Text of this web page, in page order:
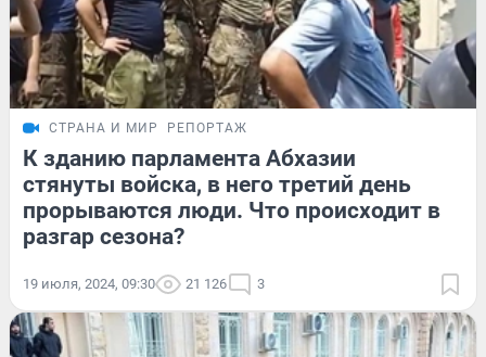
СТРАНА И МИР РЕПОРТАЖ
К зданию парламента Абхазии
стянуты войска, в него третий день
прорываются люди. Что происходит в
разгар сезона?
19 июля, 2024, 09:30 21 126 3